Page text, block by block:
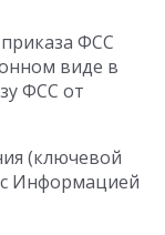
ФСС
виде в
ФСС от
(ключевой
с Информацией